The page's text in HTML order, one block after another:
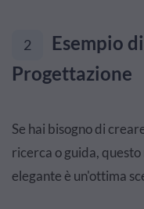
2
Esempio
Progettazione
Se hai bisogno di
ricerca o guida,
elegante è un'ottima